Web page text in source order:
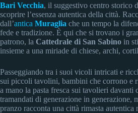
Bari Vecchia, il suggestivo centro storico
scoprire l’essenza autentica della città.
dall’antica Muraglia che un tempo la
fede e tradizione. È qui che si trovano i
patrono, la Cattedrale di San Sabino in
insieme a una miriade di chiese, archi,
Passeggiando tra i suoi vicoli intricati e
sui piccoli tavolini, bambini che corrono e
a mano la pasta fresca sui tavolieri
tramandati di generazione in generazione,
pranzo racconta una città rimasta autentica